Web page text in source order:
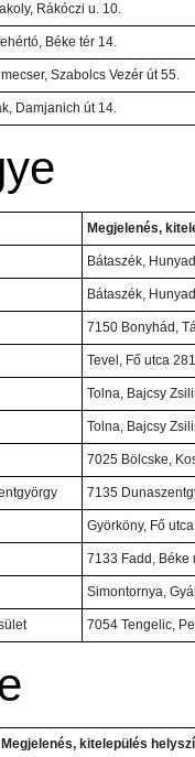
Rákóczi u. 10.
Béke tér 14.
Szabolcs Vezér út 55.
Damjanich út 14.
Megjelenés,
Bátaszék,
Bátaszék,
7150 Bonyhád,
Tevel, Fő utca
Tolna, Bajcsy
Tolna, Bajcsy
7025 Bölcske,
7135
Györköny, Fő
7133 Fadd, Béke
Simontornya,
7054 Tengelic,
Megjelenés, kitelepülés